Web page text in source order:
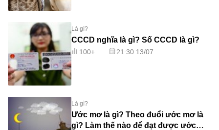
Là gì?
CCCD nghĩa là gì? Số CCCD là gì?
100+ 21:30 13/07
Là gì?
Ước mơ là gì? Theo đuổi ước mơ là
gì? Làm thế nào để đạt được ước